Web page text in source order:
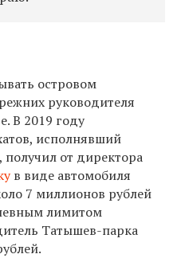
островом
руководителя
В 2019 году
исполнявший
получил от директора
в виде автомобиля
7 миллионов рублей
лимитом
Татышев-парка